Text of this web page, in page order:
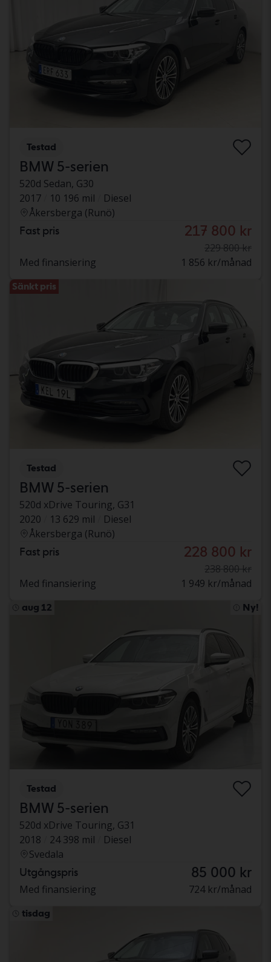
Testad
BMW 5-serien
520d Sedan, G30
2017
10 196 mil
Diesel
Åkersberga (Runö)
Fast pris 217 800 kr
229 800 kr
Med finansiering
1 856 kr/månad
Sänkt pris
Testad
BMW 5-serien
520d xDrive Touring, G31
2020
13 629 mil
Diesel
Åkersberga (Runö)
Fast pris 228 800 kr
238 800 kr
Med finansiering
1 949 kr/månad
aug 12 Ny!
Testad
BMW 5-serien
520d xDrive Touring, G31
2018
24 398 mil
Diesel
Svedala
Utgångspris 85 000 kr
Med finansiering 724 kr/månad
tisdag